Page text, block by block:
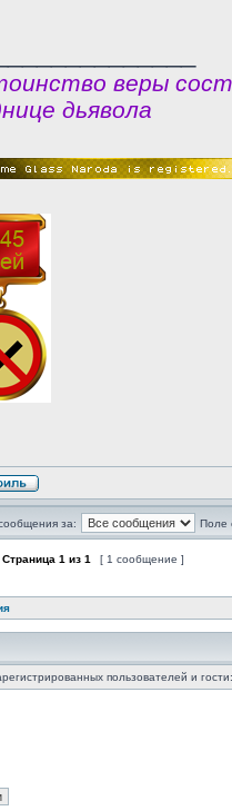
веры
дьявола
за: Поле
Страница 1 из 1 [ 1 сообщение ]
пользователей и